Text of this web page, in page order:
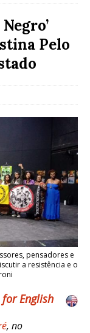
Pelo
pensadores e
a resistência e o
English
, no